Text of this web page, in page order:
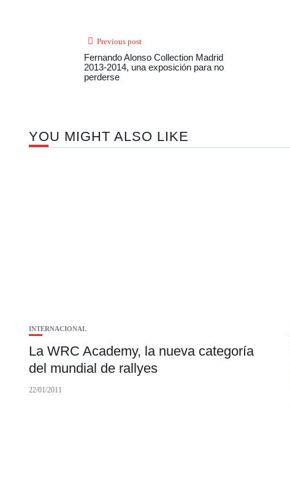
Previous post
Fernando Alonso Collection Madrid
2013-2014, una exposición para no
perderse
YOU MIGHT ALSO LIKE
INTERNACIONAL
La WRC Academy, la nueva categoría
del mundial de rallyes
22/01/2011